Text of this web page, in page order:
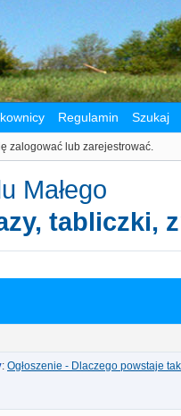
Regulamin Szukaj
zalogować lub zarejestrować.
Małego
tabliczki,
: Ogłoszenie - Dlaczego powstaje